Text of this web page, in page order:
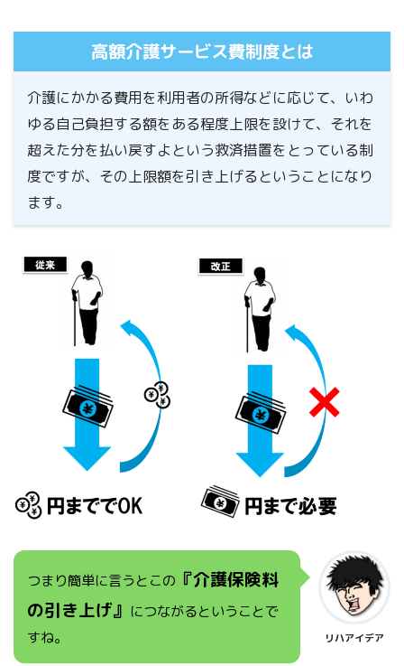
高額介護サービス費制度とは
介護にかかる費用を利用者の所得などに応じて、いわ
ゆる自己負担する額をある程度上限を設けて、それを
超えた分を払い戻すよという救済措置をとっている制
度ですが、その上限額を引き上げるということになり
ます。
つまり簡単に言うとこの 『介護保険料
の引き上げ』 につながるということで
すね。
リハアイデア